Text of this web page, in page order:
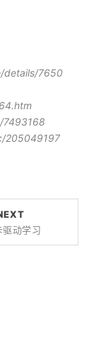
details/7650
205049197
驱动学习